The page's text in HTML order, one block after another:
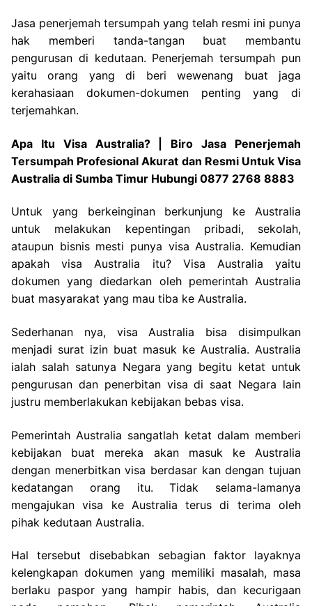
Jasa penerjemah tersumpah yang telah resmi ini punya
hak memberi tanda-tangan buat membantu
pengurusan di kedutaan. Penerjemah tersumpah pun
yaitu orang yang di beri wewenang buat jaga
kerahasiaan dokumen-dokumen penting yang di
terjemahkan.
Apa Itu Visa Australia? | Biro Jasa Penerjemah
Tersumpah Profesional Akurat dan Resmi Untuk Visa
Australia di Sumba Timur Hubungi 0877 2768 8883
Untuk yang berkeinginan berkunjung ke Australia
untuk melakukan kepentingan pribadi, sekolah,
ataupun bisnis mesti punya visa Australia. Kemudian
apakah visa Australia itu? Visa Australia yaitu
dokumen yang diedarkan oleh pemerintah Australia
buat masyarakat yang mau tiba ke Australia.
Sederhanan nya, visa Australia bisa disimpulkan
menjadi surat izin buat masuk ke Australia. Australia
ialah salah satunya Negara yang begitu ketat untuk
pengurusan dan penerbitan visa di saat Negara lain
justru memberlakukan kebijakan bebas visa.
Pemerintah Australia sangatlah ketat dalam memberi
kebijakan buat mereka akan masuk ke Australia
dengan menerbitkan visa berdasar kan dengan tujuan
kedatangan orang itu. Tidak selama-lamanya
mengajukan visa ke Australia terus di terima oleh
pihak kedutaan Australia.
Hal tersebut disebabkan sebagian faktor layaknya
kelengkapan dokumen yang memiliki masalah, masa
berlaku paspor yang hampir habis, dan kecurigaan